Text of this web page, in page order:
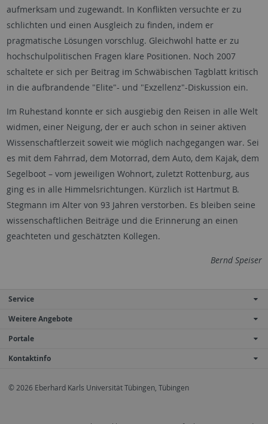
aufmerksam und zugewandt. In Konflikten versuchte er zu
schlichten und einen Ausgleich zu finden, indem er
pragmatische Lösungen vorschlug. Gleichwohl hatte er zu
hochschulpolitischen Fragen klare Positionen. Noch 2007
schaltete er sich per Beitrag im Schwäbischen Tagblatt kritisch
in die aufbrandende "Elite"- und "Exzellenz"-Diskussion ein.
Im Ruhestand konnte er sich ausgiebig den Reisen in alle Welt
widmen, einer Neigung, der er auch schon in seiner aktiven
Wissenschaftlerzeit soweit wie möglich nachgegangen war. Sei
es mit dem Fahrrad, dem Motorrad, dem Auto, dem Kajak, dem
Segelboot – vom jeweiligen Wohnort, zuletzt Rottenburg, aus
ging es in alle Himmelsrichtungen. Kürzlich ist Hartmut B.
Stegmann im Alter von 93 Jahren verstorben. Es bleiben seine
wissenschaftlichen Beiträge und die Erinnerung an einen
geachteten und geschätzten Kollegen.
Bernd Speiser
Service
Weitere Angebote
Portale
Kontaktinfo
© 2026 Eberhard Karls Universität Tübingen, Tübingen